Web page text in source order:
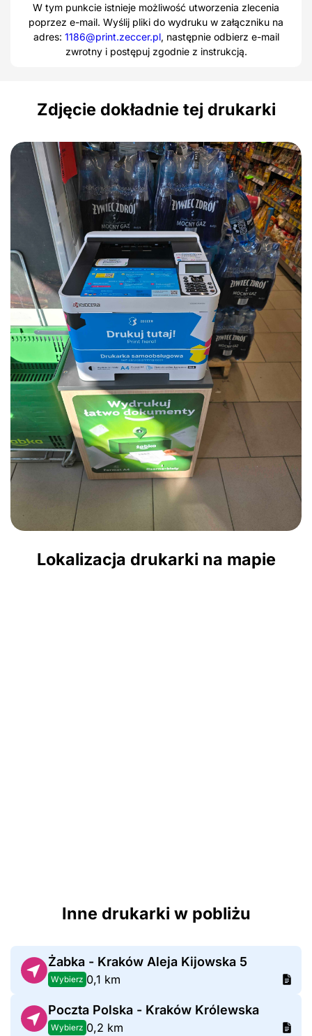
W tym punkcie istnieje możliwość utworzenia zlecenia
poprzez e-mail. Wyślij pliki do wydruku w załączniku na
adres: 1186@print.zeccer.pl, następnie odbierz e-mail
zwrotny i postępuj zgodnie z instrukcją.
Zdjęcie dokładnie tej drukarki
Lokalizacja drukarki na mapie
Inne drukarki w pobliżu
Żabka - Kraków Aleja Kijowska 5
Wybierz 0,1 km
Poczta Polska - Kraków Królewska
Wybierz 0,2 km